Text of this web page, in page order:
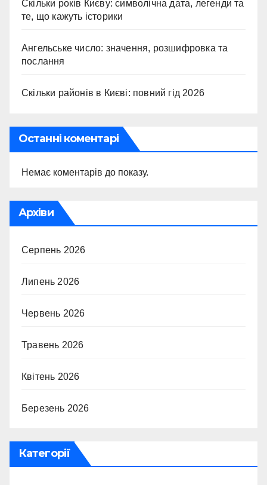
Скільки років Києву: символічна дата, легенди та
те, що кажуть історики
Ангельське число: значення, розшифровка та
послання
Скільки районів в Києві: повний гід 2026
Останні коментарі
Немає коментарів до показу.
Архіви
Серпень 2026
Липень 2026
Червень 2026
Травень 2026
Квітень 2026
Березень 2026
Категорії